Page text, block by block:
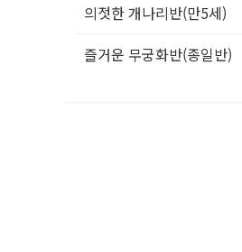
의젓한 개나리반(만5세)
즐거운 무궁화반(종일반)